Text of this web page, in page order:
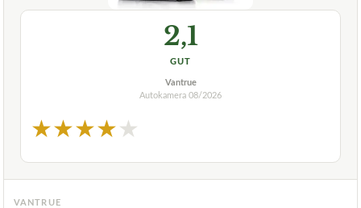
2,1
GUT
Vantrue
Autokamera 08/2026
★★★★★
VANTRUE